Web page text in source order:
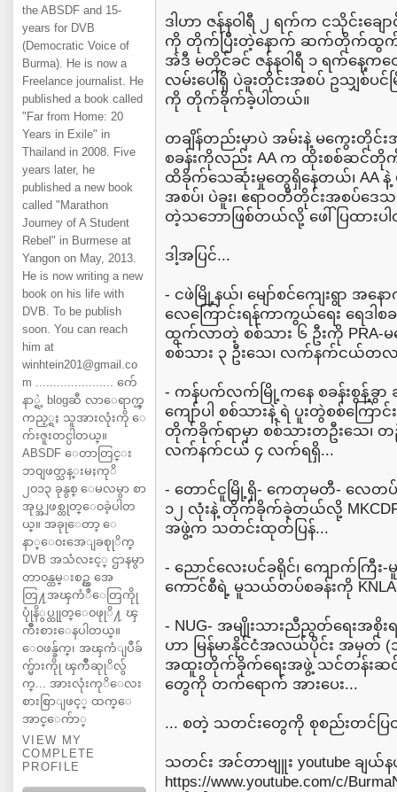
the ABSDF and 15-
years for DVB
(Democratic Voice of
Burma). He is now a
Freelance journalist. He
published a book called
"Far from Home: 20
Years in Exile" in
Thailand in 2008. Five
years later, he
published a new book
called "Marathon
Journey of A Student
Rebel" in Burmese at
Yangon on May, 2013.
He is now writing a new
book on his life with
DVB. To be publish
soon. You can reach
him at
winhtein201@gmail.co
m ...................... က်ေ
နာ္ရဲ့ blogဆီ လာေရာက္ၾ
ကည့္ရႈ သူအားလုံးကို ေ
က်းဇူးတင္ပါတယ္။
ABSDF ေတာတြင္း
ဘ၀ျဖတ္သန္းမႈကုိ
၂၀၁၃ ခုနွစ္ ေမလမွာ စာ
အုပ္အျဖစ္ထုတ္ေ၀ခဲ့ပါတ
ယ္။ အခုုေတာ့ ေ
နာ္ေ၀းအေျခစုုိက္
DVB အသံလႊင့္ ဌာနမွာ
တာ၀န္ထမ္းစဥ္က အေ
တြ႔အၾကံဳေတြကိုု
ပုုံနိွပ္ထုုတ္ေ၀ဖုုိ႔ ၾ
ကိဳးစားေနပါတယ္။
ေ၀ဖန္ခ်က္၊ အၾကံျပဳခ်
က္မ်ားကိုု ၾကိဳဆုုိလ်ွ
က္... အားလုံးကုိေလး
စားစြာျဖင့္ ထက္ေ
အာင္ေက်ာ္
VIEW MY
COMPLETE
PROFILE
ဒါဟာ ဇန်နဝါရီ ၂ ရက်က ငသိုင်းချေ
ကို တိုက်ပြီးတဲ့နောက် ဆက်တိုက်ထွက်
အဲဒီ မတိုင်ခင် ဇန်နဝါရီ ၁ ရက်နေ့က
လမ်းပေါ်ရှိ ပဲခူးတိုင်းအစပ် ဥသျှစ်ပ
ကို တိုက်ခိုက်ခဲ့ပါတယ်။
တချိန်တည်းမှာပဲ အမ်းနဲ့ မကွေးတိုင်း
စခန်းကိုလည်း AA က ထိုးစစ်ဆင်တို
ထိခိုက်သေဆုံးမှုတွေရှိနေတယ်၊ AA
အစပ်၊ ပဲခူး၊ ဧရာဝတီတိုင်းအစ
တဲ့သဘောဖြစ်တယ်လို့ ဖေါ်ပြထားပ
ဒါ့အပြင်...
- ငဖဲမြို့နယ်၊ မျော်စင်ကျေးရွာ အ
လေကြောင်းရန်ကာကွယ်ရေး ရေဒ
ထွက်လာတဲ့ စစ်သား ၆ ဦးကို PRA-
စစ်သား ၃ ဦးသေ၊ လက်နက်ငယ်တ
- ကန်ပက်လက်မြို့ကနေ စခန်းစွန့်ခွာ
ကျော်ပါ စစ်သားနဲ့ ရဲ ပူးတွဲစစ်ကြေ
တိုက်ခိုက်ရာမှာ စစ်သားတဦးသေ၊ တ
လက်နက်ငယ် ၄ လက်ရရှိ...
- တောင်ငူမြို့ရှိ- ကေတုမတီ- လေတပ်
၁၂ လုံးနဲ့ တိုက်ခိုက်ခဲ့တယ်လို့
အဖွဲ့က သတင်းထုတ်ပြန်...
- ညောင်လေးပင်ခရိုင်၊ ကျောက်ကြီး
ကောင်စီရဲ့ မူသယ်တပ်စခန်းကို
- NUG- အမျိုးသားညီညွတ်ရေးအစိုး
ဟာ မြန်မာနိုင်ငံအလယ်ပိုင်း အမှတ် (
အထူးတိုက်ခိုက်ရေးအဖွဲ့ သင်တန်းဆင်
တွေကို တက်ရောက် အားပေး...
... စတဲ့ သတင်းတွေကို စုစည်းတင်ပြ
သတင်း အင်တာဗျူး youtube ချယ်
⁦https://www.youtube.com/c/